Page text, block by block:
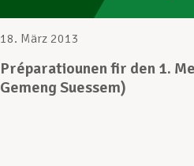
Unterstützung im
Ihre Rechte
18. März 2013
Préparatiounen fir den 1.
Gemeng Suessem)